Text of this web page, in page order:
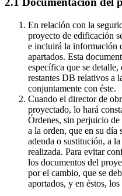
En relación con la
proyecto de edificación
e incluirá la información
apartados. Esta
específica que se detalle,
restantes DB relativos a
conjuntamente con éste.
Cuando el director de
proyectado, lo hará
Órdenes, sin perjuicio
a la orden, que en su día
adenda o sustitución, a
realizada. Para evitar
los documentos del
por el cambio, que se
aportados, y en éstos,